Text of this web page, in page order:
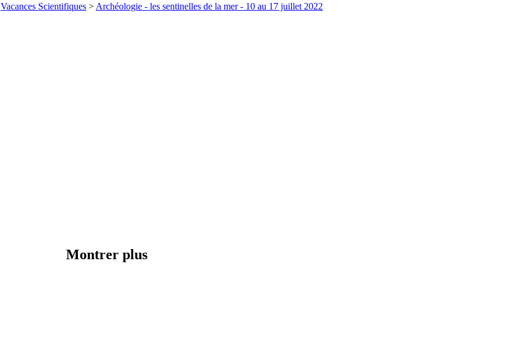
Vacances Scientifiques > Archéologie - les sentinelles de la mer - 10 au 17 juillet 2022
Montrer plus